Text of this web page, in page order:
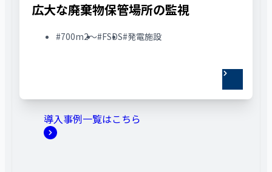
広大な廃棄物保管場所の監視
#700m2〜#FSDS#発電施設
導入事例一覧はこちら